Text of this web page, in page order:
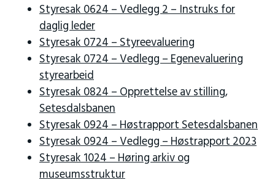
Styresak 0624 – Vedlegg 2 – Instruks for
daglig leder
Styresak 0724 – Styreevaluering
Styresak 0724 – Vedlegg – Egenevaluering
styrearbeid
Styresak 0824 – Opprettelse av stilling,
Setesdalsbanen
Styresak 0924 – Høstrapport Setesdalsbanen
Styresak 0924 – Vedlegg – Høstrapport 2023
Styresak 1024 – Høring arkiv og
museumsstruktur